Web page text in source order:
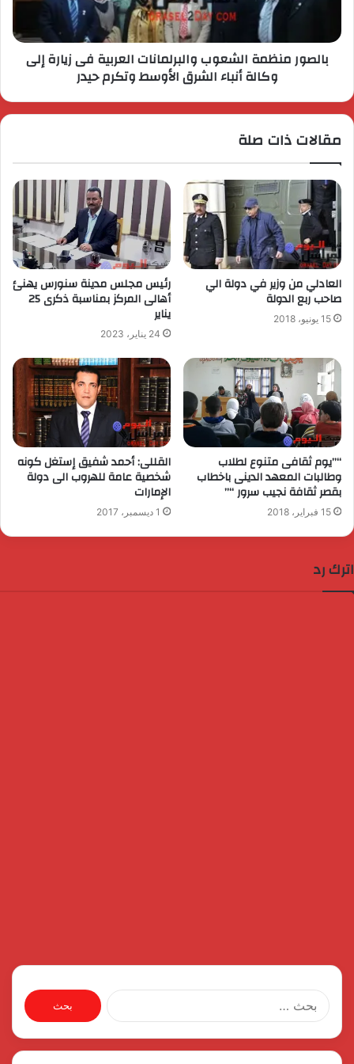
بالصور منظمة الشعوب والبرلمانات العربية فى زيارة إلى
وكالة أنباء الشرق الأوسط وتكرم حيدر
مقالات ذات صلة
العادلي من وزير في دولة الي
صاحب ربع الدولة
15 يونيو، 2018
رئيس مجلس مدينة سنورس يهنئ
أهالى المركز بمناسبة ذكرى 25
يناير
24 يناير، 2023
“”يوم ثقافى متنوع لطلاب
وطالبات المعهد الدينى باخطاب
بقصر ثقافة نجيب سرور “”
15 فبراير، 2018
القللى: أحمد شفيق إستغل كونه
شخصية عامة للهروب الى دولة
الإمارات
1 ديسمبر، 2017
اترك رد
البحث
عن: